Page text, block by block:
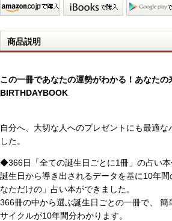
商品説明
この一冊であなたの運勢がわかる！あなたの
BIRTHDAYBOOK
自分へ、大切な人へのプレゼントにも最適な
した。
◆366日「全ての誕生日ごとに1冊」の占い
誕生日から導き出されるデータを基に10年
なただけの」占い本ができました。
366冊の中から選ぶ誕生日ごとの一冊で、 簡
サイクルが10年間分わかります。